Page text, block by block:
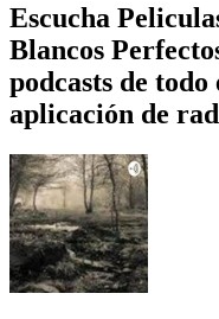
Escucha
Blancos
podcasts de
aplicación de